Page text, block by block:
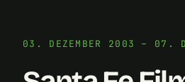
03. DEZEMBER 2003 – 07.